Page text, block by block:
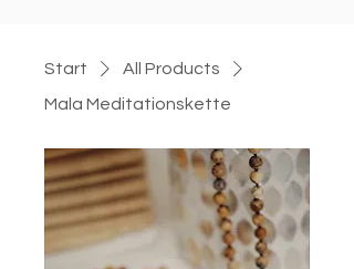
Start
All Products
Mala Meditationskette